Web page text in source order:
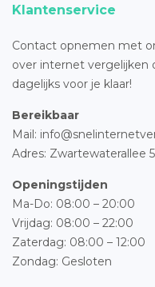
Klantenservice
Contact opnemen met
over internet vergelijken
dagelijks voor je klaar!
Bereikbaar
Mail:
Adres: Zwartewaterallee
Openingstijden
Ma-Do: 08:00 – 20:00
Vrijdag: 08:00 – 22:00
Zaterdag: 08:00 – 12:00
Zondag: Gesloten